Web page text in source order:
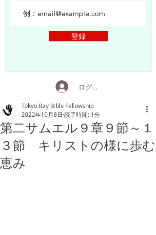
登録
ログイン
第二サムエル９章９節～１
３節 キリストの様に歩む
恵み
Tokyo Bay Bible Fellowship
2022年10月8日 読了時間: 1分